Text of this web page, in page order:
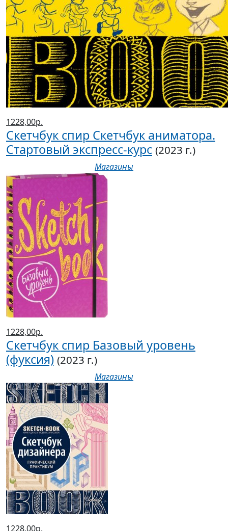
1228,00р.
Скетчбук спир Скетчбук аниматора.
Стартовый экспресс-курс (2023 г.)
Магазины
1228,00р.
Скетчбук спир Базовый уровень
(фуксия) (2023 г.)
Магазины
1228,00р.